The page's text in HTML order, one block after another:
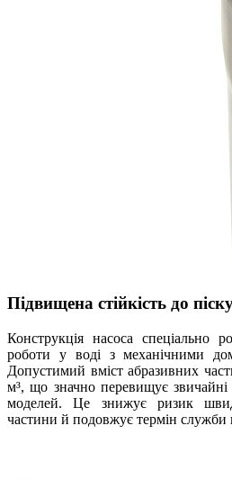
Підвищена стійкість до
Конструкція насоса спеціально
роботи у воді з механічними
Допустимий вміст абразивних
м³, що значно перевищує
моделей. Це знижує ризик
частини й подовжує термін служби